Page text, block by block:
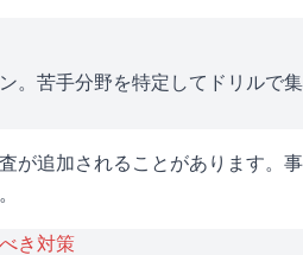
。苦手分野を特定してドリルで集
が追加されることがあります。事
き対策